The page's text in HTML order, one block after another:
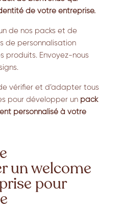
de votre entreprise.
de nos packs et de
de personnalisation
produits. Envoyez-nous
vérifier et d’adapter tous
pour développer un pack
personnalisé à votre
un welcome
pour